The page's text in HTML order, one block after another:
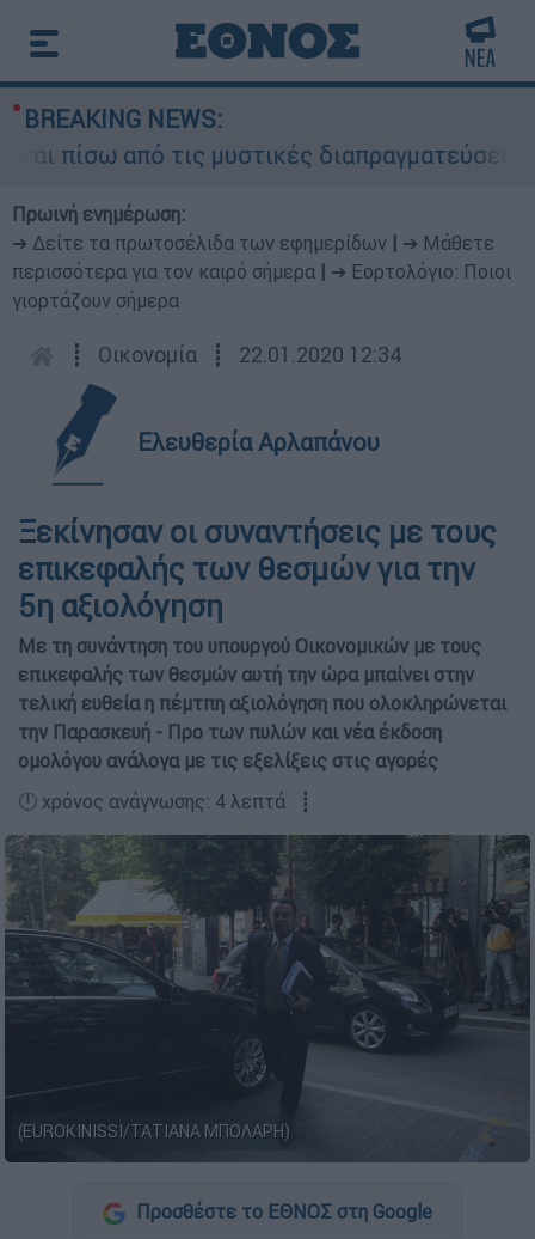
BREAKING NEWS:
από τις μυστικές διαπραγματεύσεις και
Πρωινή ενημέρωση:
➔ Δείτε τα πρωτοσέλιδα των εφημερίδων
➔ Μάθετε
περισσότερα για τον καιρό σήμερα
➔ Εορτολόγιο: Ποιοι
γιορτάζουν σήμερα
┋ Οικονομία ┋ 22.01.2020 12:34
Ελευθερία Αρλαπάνου
Ξεκίνησαν οι συναντήσεις με τους
επικεφαλής των θεσμών για την
5η αξιολόγηση
Με τη συνάντηση του υπουργού Οικονομικών με τους
επικεφαλής των θεσμών αυτή την ώρα μπαίνει στην
τελική ευθεία η πέμτπη αξιολόγηση που ολοκληρώνεται
την Παρασκευή - Προ των πυλών και νέα έκδοση
ομολόγου ανάλογα με τις εξελίξεις στις αγορές
🕛 χρόνος ανάγνωσης: 4 λεπτά ┋
(EUROKINISSI/ΤΑΤΙΑΝΑ ΜΠΟΛΑΡΗ)
Προσθέστε το ΕΘΝΟΣ στη Google